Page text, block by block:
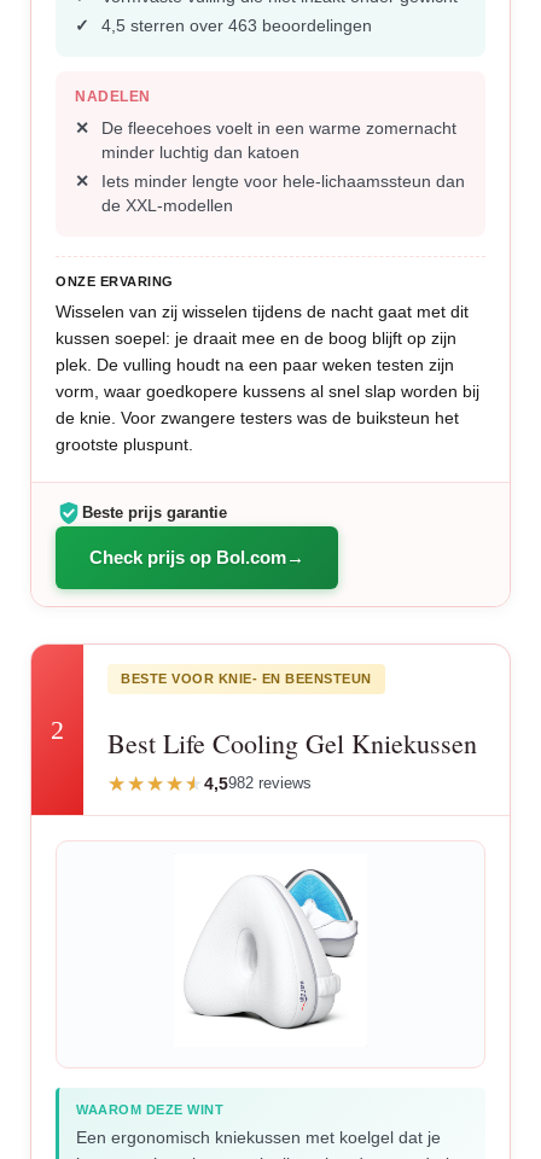
4,5 sterren over 463 beoordelingen
NADELEN
De fleecehoes voelt in een warme zomernacht
minder luchtig dan katoen
Iets minder lengte voor hele-lichaamssteun dan
de XXL-modellen
ONZE ERVARING
Wisselen van zij wisselen tijdens de nacht gaat met dit
kussen soepel: je draait mee en de boog blijft op zijn
plek. De vulling houdt na een paar weken testen zijn
vorm, waar goedkopere kussens al snel slap worden bij
de knie. Voor zwangere testers was de buiksteun het
grootste pluspunt.
Beste prijs garantie
Check prijs op Bol.com
2
BESTE VOOR KNIE- EN BEENSTEUN
Best Life Cooling Gel Kniekussen
4,5982 reviews
WAAROM DEZE WINT
Een ergonomisch kniekussen met koelgel dat je